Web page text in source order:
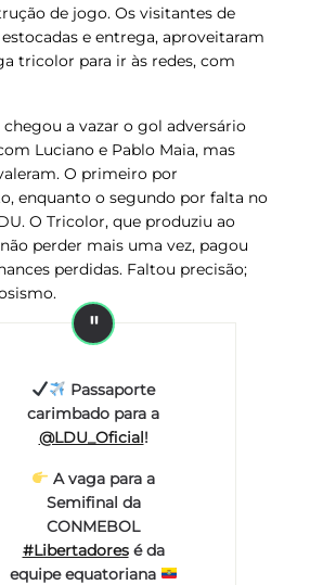
de jogo. Os visitantes de
e entrega, aproveitaram
tricolor para ir às redes, com
chegou a vazar o gol adversário
Luciano e Pablo Maia, mas
O primeiro por
enquanto o segundo por falta no
O Tricolor, que produziu ao
perder mais uma vez, pagou
perdidas. Faltou precisão;
Passaporte
carimbado para a
@LDU_Oficial!
A vaga para a
Semifinal da
CONMEBOL
#Libertadoresé da
equipe equatoriana